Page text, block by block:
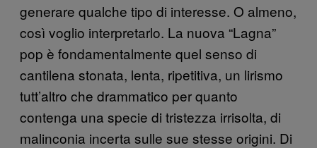
generare qualche tipo di interesse. O almeno,
così voglio interpretarlo. La nuova “Lagna”
pop è fondamentalmente quel senso di
cantilena stonata, lenta, ripetitiva, un lirismo
tutt’altro che drammatico per quanto
contenga una specie di tristezza irrisolta, di
malinconia incerta sulle sue stesse origini. Di